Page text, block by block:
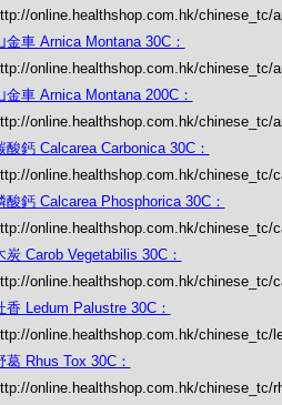
online.healthshop.com.hk/chinese_tc/
金車 Arnica Montana 30C：
online.healthshop.com.hk/chinese_tc/
金車 Arnica Montana 200C：
online.healthshop.com.hk/chinese_tc/
酸鈣 Calcarea Carbonica 30C：
online.healthshop.com.hk/chinese_tc/
酸鈣 Calcarea Phosphorica 30C：
online.healthshop.com.hk/chinese_tc/
炭 Carob Vegetabilis 30C：
online.healthshop.com.hk/chinese_tc/
香 Ledum Palustre 30C：
online.healthshop.com.hk/chinese_tc/
葛 Rhus Tox 30C：
online.healthshop.com.hk/chinese_tc/